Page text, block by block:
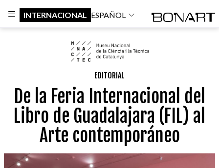
INTERNACIONAL ESPAÑOL
EDITORIAL
De la Feria Internacional del
Libro de Guadalajara (FIL) al
Arte contemporáneo